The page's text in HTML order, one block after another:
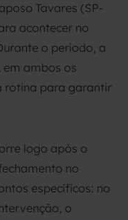
Tavares (SP-
acontecer no
o período, a
ambos os
rotina para garantir
logo após o
no
específicos: no
o